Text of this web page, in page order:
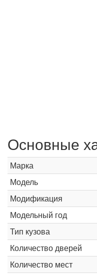
Основные
Марка
Модель
Модификация
Модельный год
Тип кузова
Количество дверей
Количество мест